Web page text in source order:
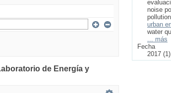
de Energía y
noise
urban
water
... más
Fecha
2017 (1)